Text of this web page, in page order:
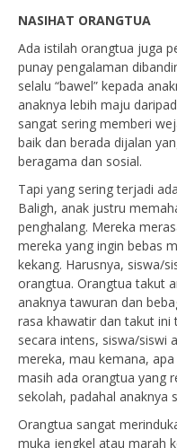
NASIHAT ORANGTUA
Ada istilah orangtua juga
punay pengalaman
selalu “bawel” kepada
anaknya lebih maju
sangat sering memberi
baik dan berada dijalan
beragama dan sosial.
Tapi yang sering terjadi
Baligh, anak justru
penghalang. Mereka
mereka yang ingin bebas
kekang. Harusnya, siswa/
orangtua. Orangtua takut
anaknya tawuran dan
rasa khawatir dan takut ini
secara intens, siswa/siswi
mereka, mau kemana,
masih ada orangtua yang
sekolah, padahal anaknya
Orangtua sangat
muka jengkel atau marah